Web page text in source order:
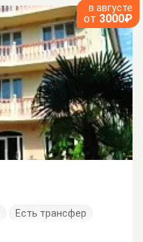
в августе
от 3000₽
Есть трансфер